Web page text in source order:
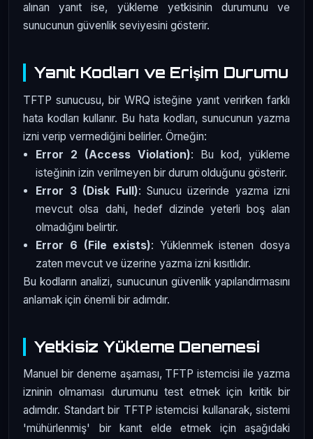
alınan yanıt ise, yükleme yetkisinin durumunu ve
sunucunun güvenlik seviyesini gösterir.
Yanıt Kodları ve Erişim Durumu
TFTP sunucusu, bir WRQ isteğine yanıt verirken farklı
hata kodları kullanır. Bu hata kodları, sunucunun yazma
izni verip vermediğini belirler. Örneğin:
Error 2 (Access Violation): Bu kod, yükleme
isteğinin izin verilmeyen bir durum olduğunu gösterir.
Error 3 (Disk Full): Sunucu üzerinde yazma izni
mevcut olsa dahi, hedef dizinde yeterli boş alan
olmadığını belirtir.
Error 6 (File exists): Yüklenmek istenen dosya
zaten mevcut ve üzerine yazma izni kısıtlıdır.
Bu kodların analizi, sunucunun güvenlik yapılandırmasını
anlamak için önemli bir adımdır.
Yetkisiz Yükleme Denemesi
Manuel bir deneme aşaması, TFTP istemcisi ile yazma
izninin olmaması durumunu test etmek için kritik bir
adımdır. Standart bir TFTP istemcisi kullanarak, sistemi
'mühürlenmiş' bir kanıt elde etmek için aşağıdaki